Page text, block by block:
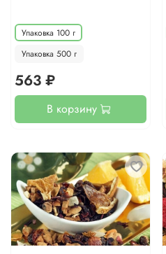
Упаковка 100 г
Упаковка 500 г
563 ₽
В корзину